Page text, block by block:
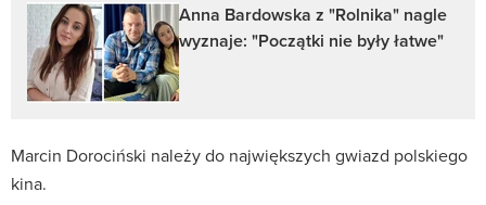
Anna Bardowska z "Rolnika" nagle
wyznaje: "Początki nie były łatwe"
Marcin Dorociński należy do największych gwiazd polskiego
kina.